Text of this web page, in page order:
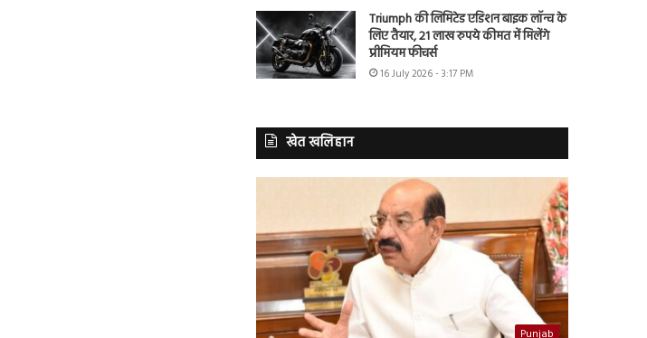
Triumph की लिमिटेड एडिशन बाइक लॉन्च के
लिए तैयार, 21 लाख रुपये कीमत में मिलेंगे
प्रीमियम फीचर्स
16 July 2026 - 3:17 PM
खेत खलिहान
Punjab